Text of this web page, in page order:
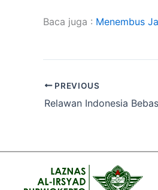
Baca juga : Menembus
PREVIOUS